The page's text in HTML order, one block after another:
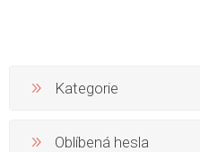
Kategorie
Oblíbená hesla